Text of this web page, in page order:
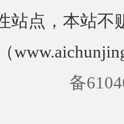
站点，本站不
备